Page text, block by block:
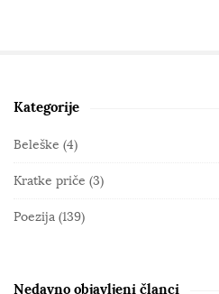
S
i
e
S
e
Kategorije
Beleške (4)
Kratke priče (3)
Poezija (139)
Nedavno objavljeni članci